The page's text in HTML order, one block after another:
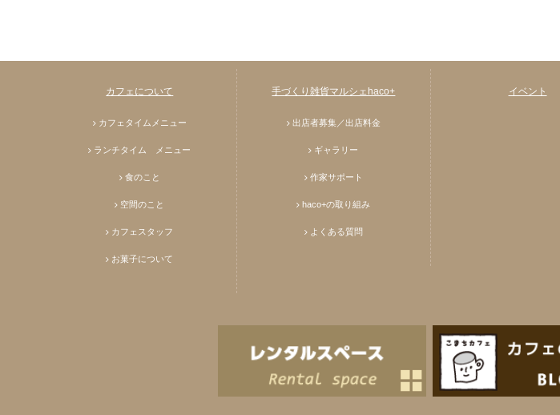
カフェについて
カフェタイムメニュー
ランチタイム メニュー
食のこと
空間のこと
カフェスタッフ
お菓子について
手づくり雑貨マルシェhaco+
出店者募集／出店料金
ギャラリー
作家サポート
haco+の取り組み
よくある質問
イベント